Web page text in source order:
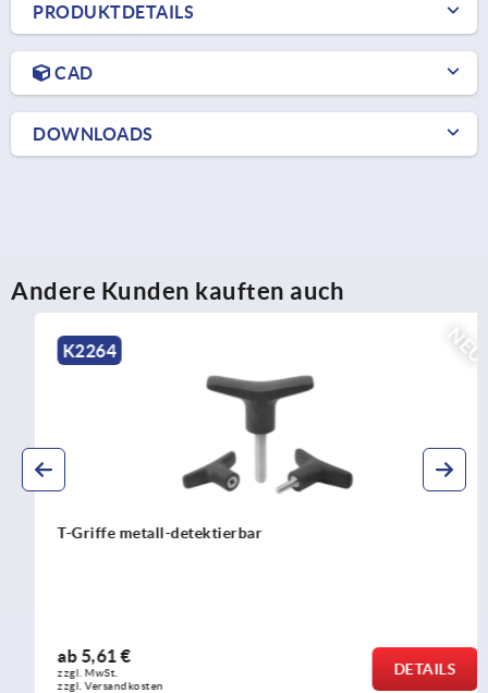
PRODUKTDETAILS
CAD
DOWNLOADS
Andere Kunden kauften auch
NEU
K2264
T-Griffe metall-detektierbar
ab5,61 €
zzgl. MwSt.
zzgl. Versandkosten
DETAILS